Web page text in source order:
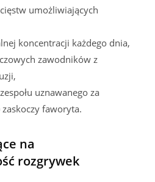
umożliwiających
koncentracji każdego dnia,
zawodników z
uznawanego za
zaskoczy faworyta.
na
rozgrywek